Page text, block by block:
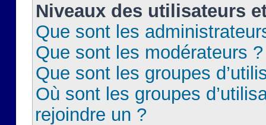
Niveaux des utilisateurs
Que sont les
Que sont les modérateurs ?
Que sont les groupes
Où sont les groupes
rejoindre un ?